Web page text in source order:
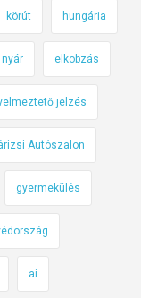
körút hungária
nyár elkobzás
jelzés
Autószalon
gyermekülés
ai